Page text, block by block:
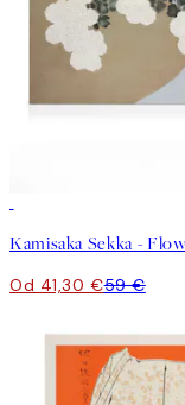
Od 41,30 €59 €